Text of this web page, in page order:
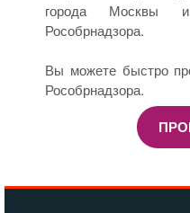
города Москвы
Рособрнадзора.
Вы можете быстро
Рособрнадзора.